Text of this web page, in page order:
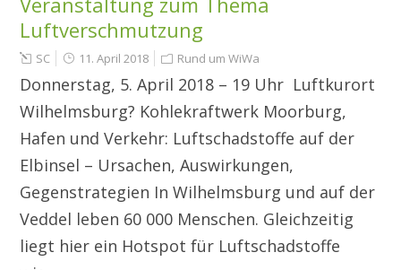
Luftverschmutzung
SC 11. April 2018 Rund um WiWa
Donnerstag, 5. April 2018 – 19 Uhr Luftkurort
Wilhelmsburg? Kohlekraftwerk Moorburg,
Hafen und Verkehr: Luftschadstoffe auf der
Elbinsel – Ursachen, Auswirkungen,
Gegenstrategien In Wilhelmsburg und auf der
Veddel leben 60 000 Menschen. Gleichzeitig
liegt hier ein Hotspot für Luftschadstoffe